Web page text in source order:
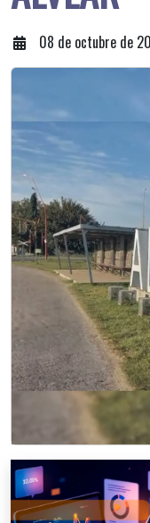
08 de octubre de